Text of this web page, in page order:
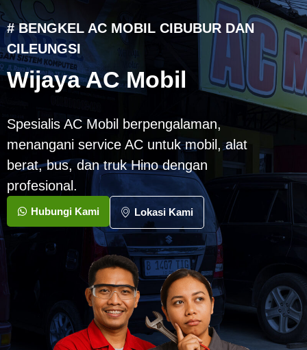
# BENGKEL AC MOBIL CIBUBUR DAN
CILEUNGSI
Wijaya AC Mobil
Spesialis AC Mobil berpengalaman,
menangani service AC untuk mobil, alat
berat, bus, dan truk Hino dengan
profesional.
Hubungi Kami Lokasi Kami